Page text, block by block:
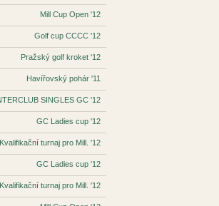
Mill Cup Open '12
Golf cup CCCC '12
Pražský golf kroket '12
Havířovský pohár '11
SINGLES GC '12
GC Ladies cup '12
Kvalifikační turnaj pro Mill. '12
GC Ladies cup '12
Kvalifikační turnaj pro Mill. '12